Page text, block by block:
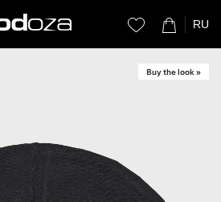
RU
Buy the look »